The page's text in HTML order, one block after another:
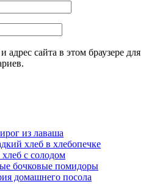
сайта в этом браузере для
из лаваша
хлеб в хлебопечке
с солодом
бочковые помидоры
домашнего посола